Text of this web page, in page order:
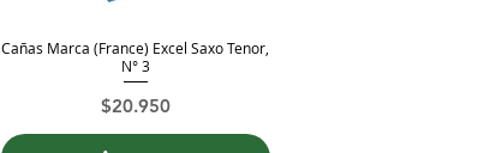
Vista rápida
Cañas Marca (France) Excel Saxo Tenor,
N° 3
Precio
$20.950